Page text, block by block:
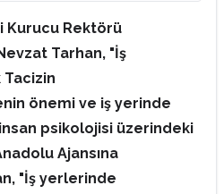
Kurucu Rektörü
Tarhan, "İş
önemi ve iş yerinde
psikolojisi üzerindeki
Ajansına
"İş yerlerinde